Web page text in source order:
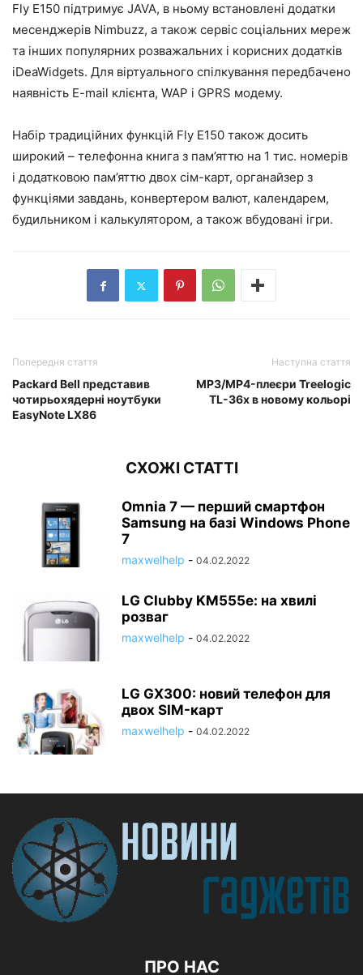
Fly E150 підтримує JAVA, в ньому встановлені додатки
месенджерів Nimbuzz, а також сервіс соціальних мереж
та інших популярних розважальних і корисних додатків
iDeaWidgets. Для віртуального спілкування передбачено
наявність E-mail клієнта, WAP і GPRS модему.
Набір традиційних функцій Fly E150 також досить
широкий – телефонна книга з пам’яттю на 1 тис. номерів
і додатковою пам’яттю двох сім-карт, органайзер з
функціями завдань, конвертером валют, календарем,
будильником і калькулятором, а також вбудовані ігри.
Попередня стаття
Packard Bell представив
чотирьохядерні ноутбуки
EasyNote LX86
Наступна стаття
MP3/MP4-плеєри Treelogic
TL-36x в новому кольорі
СХОЖІ СТАТТІ
Omnia 7 — перший смартфон
Samsung на базі Windows Phone
7
maxwelhelp - 04.02.2022
LG Clubby KM555e: на хвилі
розваг
maxwelhelp - 04.02.2022
LG GX300: новий телефон для
двох SIM-карт
maxwelhelp - 04.02.2022
ПРО НАС